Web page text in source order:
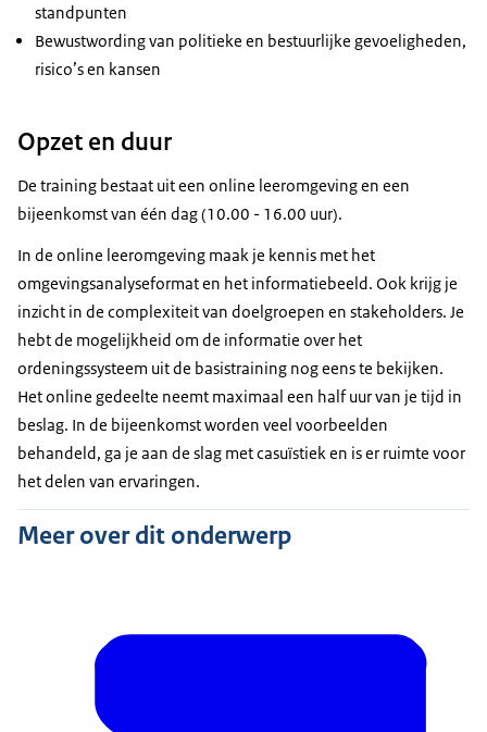
standpunten
Bewustwording van politieke en bestuurlijke gevoeligheden,
risico’s en kansen
Opzet en duur
De training bestaat uit een online leeromgeving en een
bijeenkomst van één dag (10.00 - 16.00 uur).
In de online leeromgeving maak je kennis met het
omgevingsanalyseformat en het informatiebeeld. Ook krijg je
inzicht in de complexiteit van doelgroepen en stakeholders. Je
hebt de mogelijkheid om de informatie over het
ordeningssysteem uit de basistraining nog eens te bekijken.
Het online gedeelte neemt maximaal een half uur van je tijd in
beslag. In de bijeenkomst worden veel voorbeelden
behandeld, ga je aan de slag met casuïstiek en is er ruimte voor
het delen van ervaringen.
Meer over dit onderwerp